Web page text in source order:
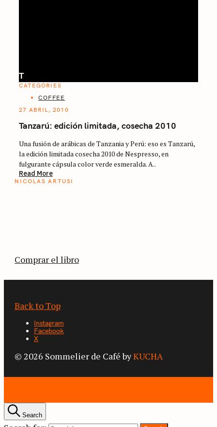
T
CATEGORIES
COFFEE
27 ABRIL, 2010
Tanzarú: edición limitada, cosecha 2010
Una fusión de arábicas de Tanzania y Perú: eso es Tanzarú,
la edición limitada cosecha 2010 de Nespresso, en
fulgurante cápsula color verde esmeralda. A..
Read More
NICOLAS ARTUSI
Comprar el libro
Back to Top
Instagram
Facebook
X
© 2026 Sommelier de Café byKUCHA
Search